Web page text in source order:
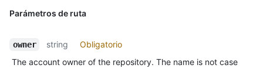
Parámetros de ruta
owner string
Obligatorio
The account owner of the repository. The name is not case